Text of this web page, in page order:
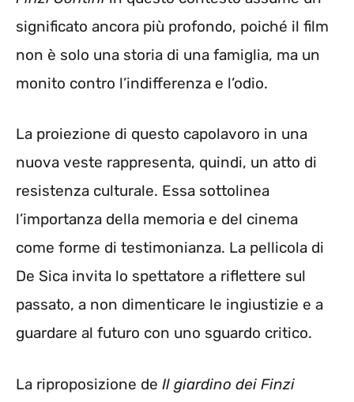
significato ancora più profondo, poiché il film
non è solo una storia di una famiglia, ma un
monito contro l’indifferenza e l’odio.
La proiezione di questo capolavoro in una
nuova veste rappresenta, quindi, un atto di
resistenza culturale. Essa sottolinea
l’importanza della memoria e del cinema
come forme di testimonianza. La pellicola di
De Sica invita lo spettatore a riflettere sul
passato, a non dimenticare le ingiustizie e a
guardare al futuro con uno sguardo critico.
La riproposizione de Il giardino dei Finzi